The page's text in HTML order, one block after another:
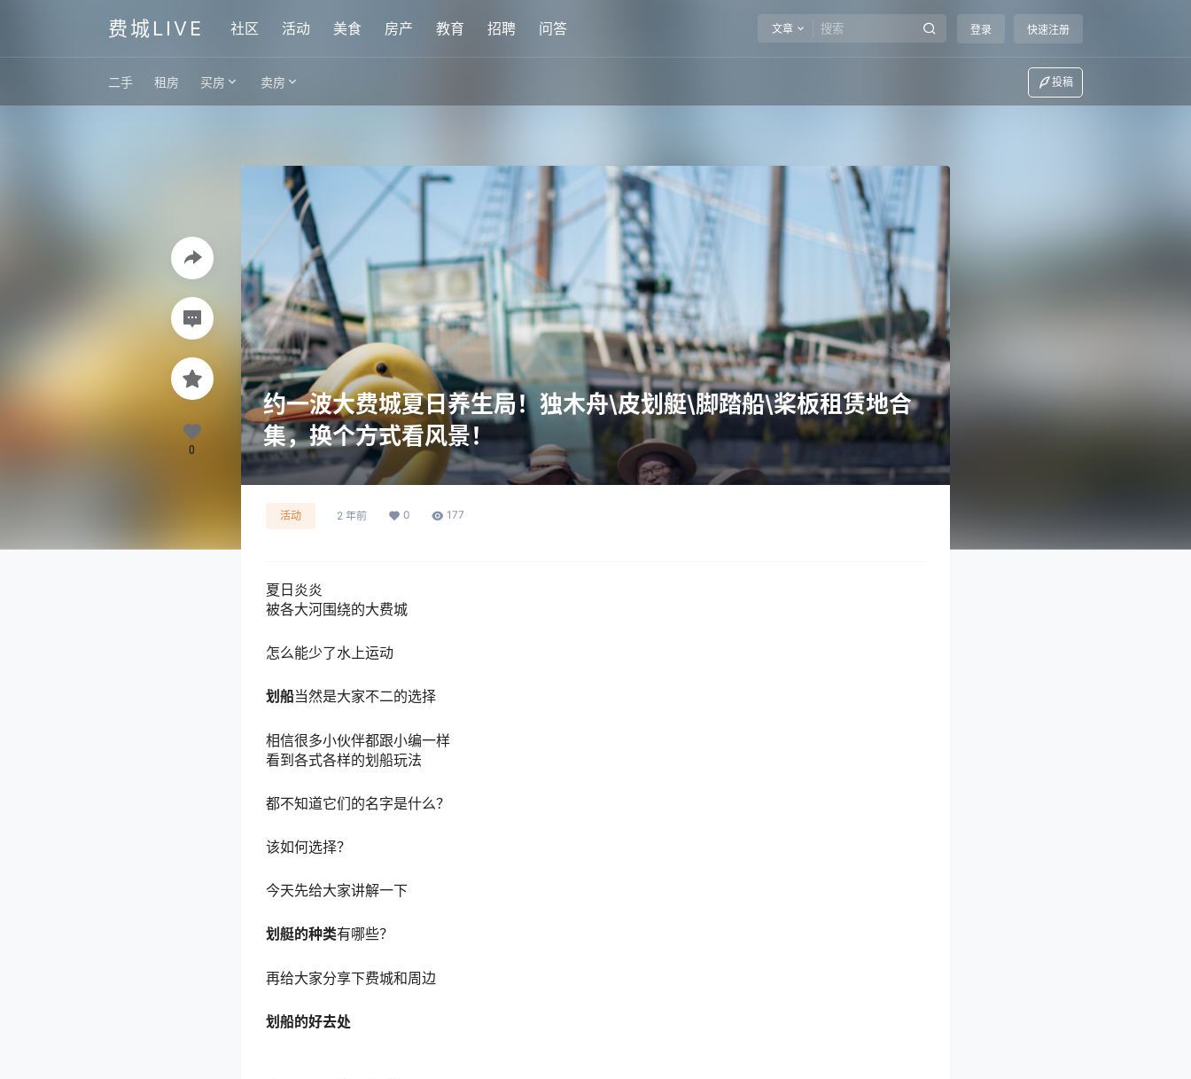
费城LIVE 社区 活动 美食 房产 教育 招聘 问答 文章 登录 快速注册
二手 租房 买房 卖房 投稿
约一波大费城夏日养生局！独木舟\皮划艇\脚踏船\桨板租赁地合
集，换个方式看风景！
活动 2 年前 0 177
夏日炎炎
被各大河围绕的大费城
怎么能少了水上运动
划船当然是大家不二的选择
相信很多小伙伴都跟小编一样
看到各式各样的划船玩法
都不知道它们的名字是什么？
该如何选择？
今天先给大家讲解一下
划艇的种类有哪些？
再给大家分享下费城和周边
划船的好去处
0